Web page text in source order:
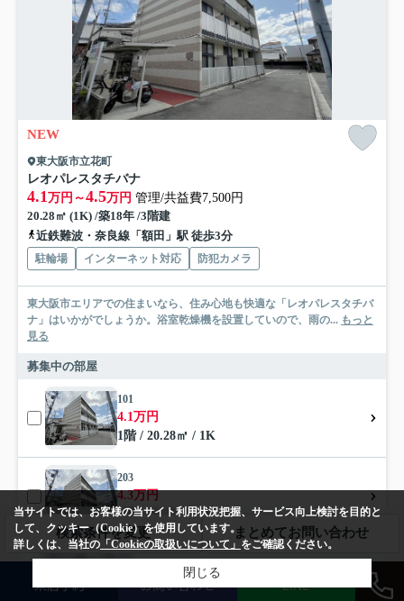
NEW
東大阪市立花町
レオパレスタチバナ
4.1 万円～4.5万円 管理/共益費7,500円
20.28㎡ (1K) /築18年 /3階建
近鉄難波・奈良線「額田」駅 徒歩3分
駐輪場 インターネット対応 防犯カメラ
東大阪市エリアでの住まいなら、住み心地も快適な「レオパレスタチバ
ナ」はいかがでしょうか。浴室乾燥機を設置していので、雨の... もっと
見る
募集中の部屋
101
4.1万円
1階 / 20.28㎡ / 1K
203
4.3万円
2階 / 20.28㎡ / 1K
2階 / 20.28㎡ / 1K
検索条件を変更 まとめてお問い合わせ
来店予約 お問い合わせ LINE
当サイトでは、お客様の当サイト利用状況把握、サービス向上検討を目的と
して、クッキー（Cookie）を使用しています。
詳しくは、当社の 「Cookieの取扱いについて」 をご確認ください。
閉じる